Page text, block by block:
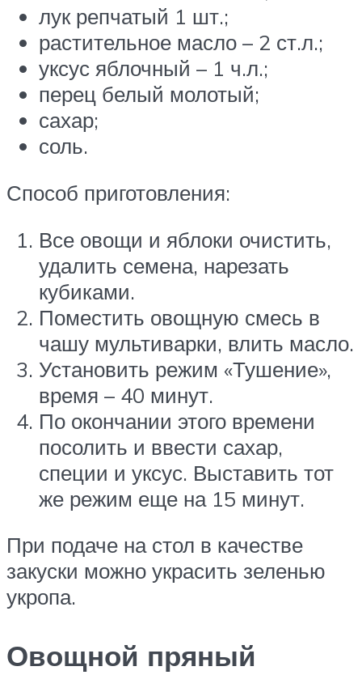
лук репчатый 1 шт.;
растительное масло – 2 ст.л.;
уксус яблочный – 1 ч.л.;
перец белый молотый;
сахар;
соль.
Способ приготовления:
Все овощи и яблоки очистить,
удалить семена, нарезать
кубиками.
Поместить овощную смесь в
чашу мультиварки, влить масло.
Установить режим «Тушение»,
время – 40 минут.
По окончании этого времени
посолить и ввести сахар,
специи и уксус. Выставить тот
же режим еще на 15 минут.
При подаче на стол в качестве
закуски можно украсить зеленью
укропа.
Овощной пряный